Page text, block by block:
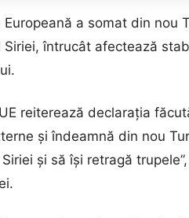
Europeană a somat din nou
Siriei, întrucât afectează
reiterează declaraţia
şi îndeamnă din nou
şi să îşi retragă